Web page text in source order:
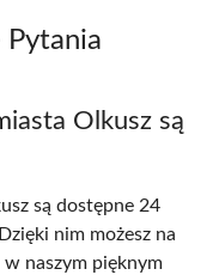
Pytania
Olkusz są
są dostępne 24
nim możesz na
naszym pięknym